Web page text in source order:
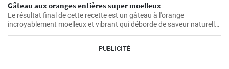
Gâteau aux oranges entières super moelleux
Le résultat final de cette recette est un gâteau à l'orange
incroyablement moelleux et vibrant qui déborde de saveur naturelle
d'agrumes.
PUBLICITÉ